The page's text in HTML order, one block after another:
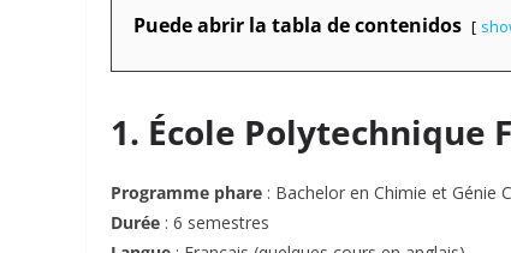
Puede abrir la tabla de contenidos
1. École Polytechnique
Programme phare : Bachelor en Chimie et Génie
Durée : 6 semestres